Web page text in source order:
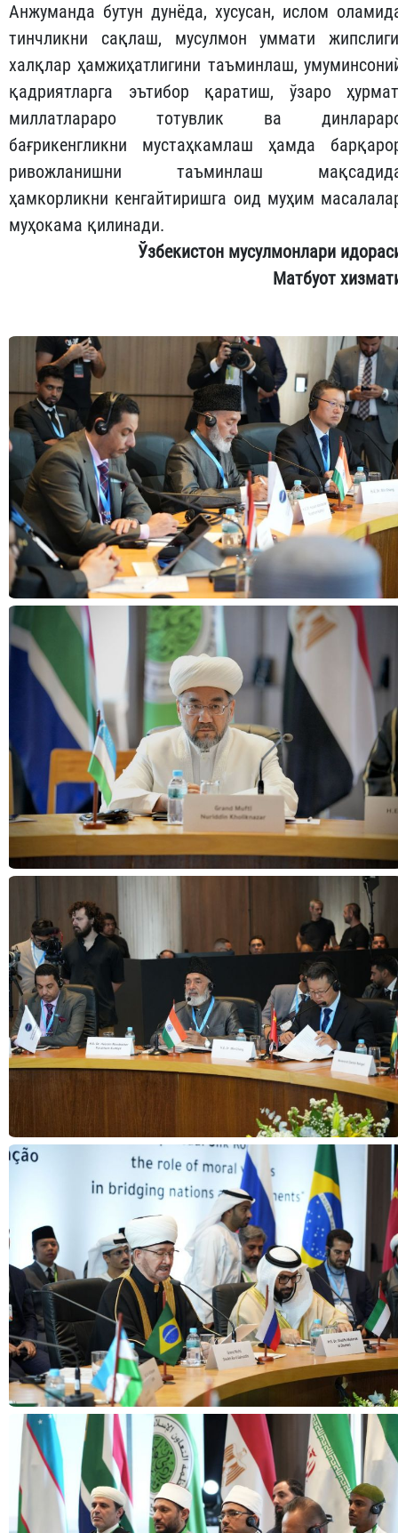
Анжуманда бутун дунёда, хусусан, ислом
тинчликни сақлаш, мусулмон уммати
халқлар ҳамжиҳатлигини таъминлаш,
қадриятларга эътибор қаратиш, ўзаро
миллатлараро тотувлик ва
бағрикенгликни мустаҳкамлаш ҳамда
ривожланишни таъминлаш
ҳамкорликни кенгайтиришга оид муҳим
муҳокама қилинади.
Ўзбекистон мусулмонлари
Матбуот